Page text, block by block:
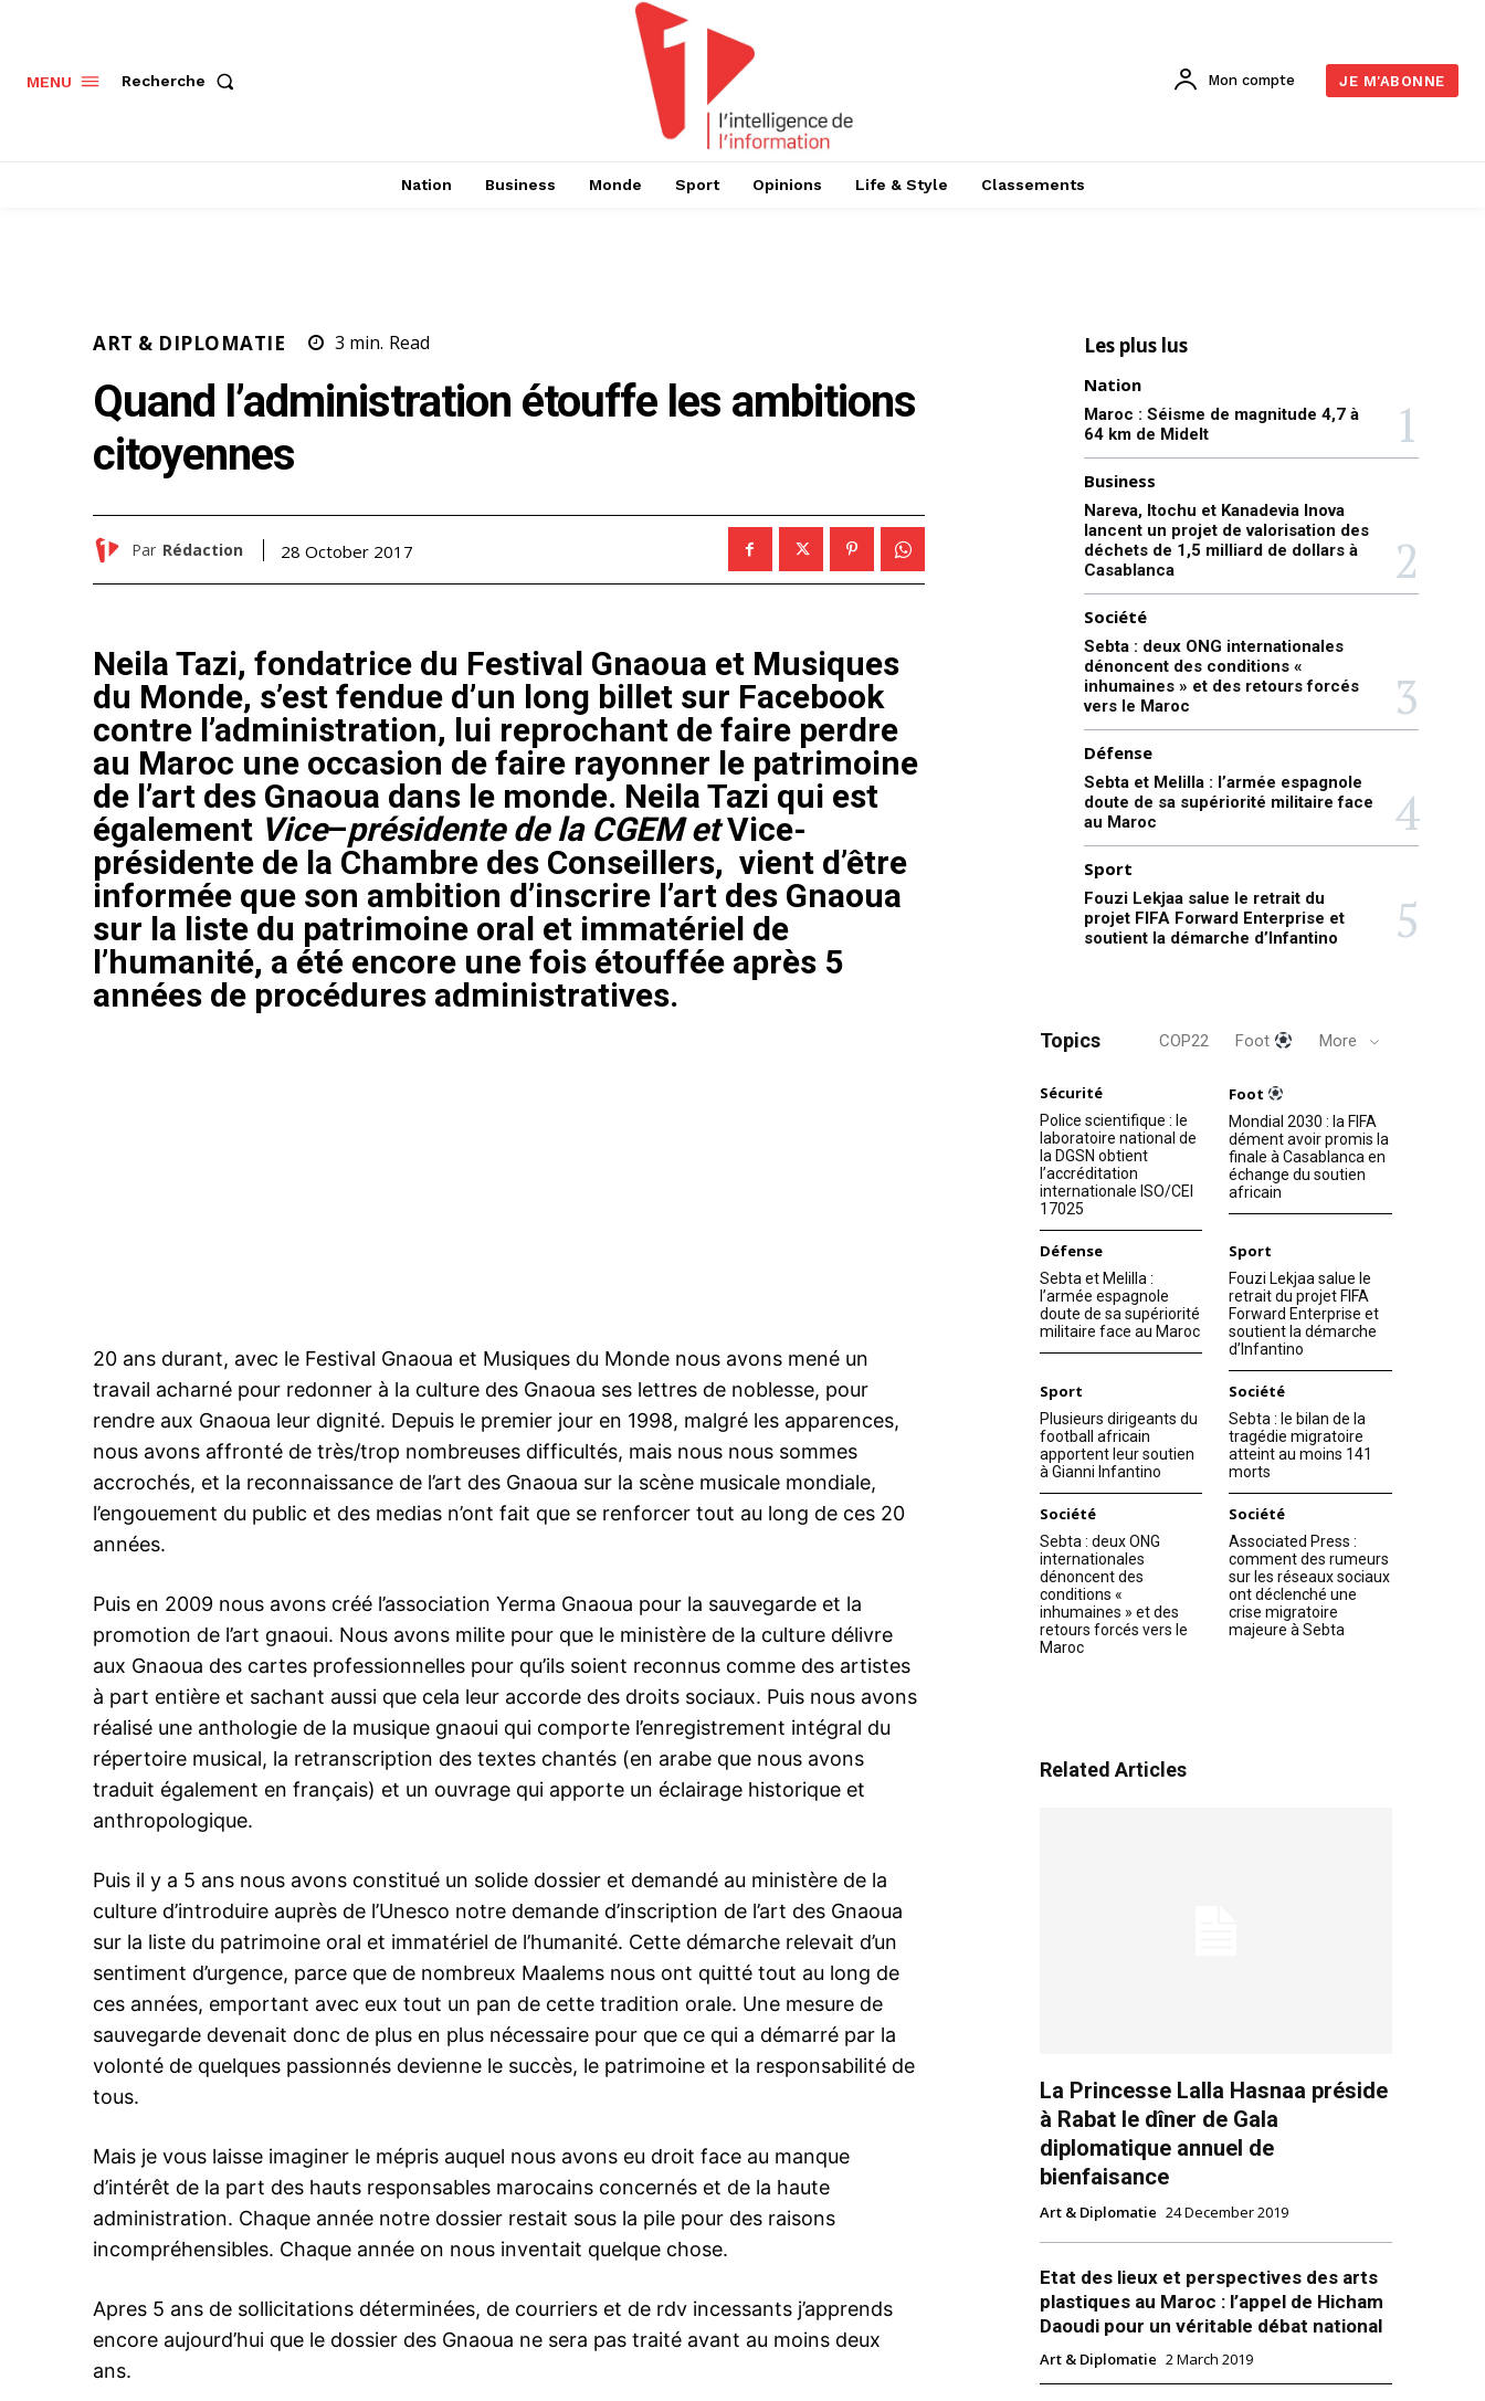
l'information
Insight Publications
À propos
Formules d’abonnement
MENU Recherche Mon compte JE M'ABONNE
Nation Business Monde Sport Opinions Life & Style Classements
ART & DIPLOMATIE 3 min. Read
Quand l’administration étouffe les ambitions
citoyennes
Par Rédaction 28 October 2017
Neila Tazi, fondatrice du Festival Gnaoua et Musiques
du Monde, s’est fendue d’un long billet sur Facebook
contre l’administration, lui reprochant de faire perdre
au Maroc une occasion de faire rayonner le patrimoine
de l’art des Gnaoua dans le monde. Neila Tazi qui est
également Vice–présidente de la CGEM etVice-
présidente de la Chambre des Conseillers, vient d’être
informée que son ambition d’inscrire l’art des Gnaoua
sur la liste du patrimoine oral et immatériel de
l’humanité, a été encore une fois étouffée après 5
années de procédures administratives.
20 ans durant, avec le Festival Gnaoua et Musiques du Monde nous avons mené un
travail acharné pour redonner à la culture des Gnaoua ses lettres de noblesse, pour
rendre aux Gnaoua leur dignité. Depuis le premier jour en 1998, malgré les apparences,
nous avons affronté de très/trop nombreuses difficultés, mais nous nous sommes
accrochés, et la reconnaissance de l’art des Gnaoua sur la scène musicale mondiale,
l’engouement du public et des medias n’ont fait que se renforcer tout au long de ces 20
années.
Puis en 2009 nous avons créé l’association Yerma Gnaoua pour la sauvegarde et la
promotion de l’art gnaoui. Nous avons milite pour que le ministère de la culture délivre
aux Gnaoua des cartes professionnelles pour qu’ils soient reconnus comme des artistes
à part entière et sachant aussi que cela leur accorde des droits sociaux. Puis nous avons
réalisé une anthologie de la musique gnaoui qui comporte l’enregistrement intégral du
répertoire musical, la retranscription des textes chantés (en arabe que nous avons
traduit également en français) et un ouvrage qui apporte un éclairage historique et
anthropologique.
Puis il y a 5 ans nous avons constitué un solide dossier et demandé au ministère de la
culture d’introduire auprès de l’Unesco notre demande d’inscription de l’art des Gnaoua
sur la liste du patrimoine oral et immatériel de l’humanité. Cette démarche relevait d’un
sentiment d’urgence, parce que de nombreux Maalems nous ont quitté tout au long de
ces années, emportant avec eux tout un pan de cette tradition orale. Une mesure de
sauvegarde devenait donc de plus en plus nécessaire pour que ce qui a démarré par la
volonté de quelques passionnés devienne le succès, le patrimoine et la responsabilité de
tous.
Mais je vous laisse imaginer le mépris auquel nous avons eu droit face au manque
d’intérêt de la part des hauts responsables marocains concernés et de la haute
administration. Chaque année notre dossier restait sous la pile pour des raisons
incompréhensibles. Chaque année on nous inventait quelque chose.
Apres 5 ans de sollicitations déterminées, de courriers et de rdv incessants j’apprends
encore aujourd’hui que le dossier des Gnaoua ne sera pas traité avant au moins deux
ans.
Les plus lus
Nation
Maroc : Séisme de magnitude 4,7 à
64 km de Midelt
Business
Nareva, Itochu et Kanadevia Inova
lancent un projet de valorisation des
déchets de 1,5 milliard de dollars à
Casablanca
Société
Sebta : deux ONG internationales
dénoncent des conditions «
inhumaines » et des retours forcés
vers le Maroc
Défense
Sebta et Melilla : l’armée espagnole
doute de sa supériorité militaire face
au Maroc
Sport
Fouzi Lekjaa salue le retrait du
projet FIFA Forward Enterprise et
soutient la démarche d’Infantino
Topics COP22 Foot More
Sécurité
Police scientifique : le
laboratoire national de
la DGSN obtient
l’accréditation
internationale ISO/CEI
17025
Foot
Mondial 2030 : la FIFA
dément avoir promis la
finale à Casablanca en
échange du soutien
africain
Défense
Sebta et Melilla :
l’armée espagnole
doute de sa supériorité
militaire face au Maroc
Sport
Fouzi Lekjaa salue le
retrait du projet FIFA
Forward Enterprise et
soutient la démarche
d’Infantino
Sport
Plusieurs dirigeants du
football africain
apportent leur soutien
à Gianni Infantino
Société
Sebta : le bilan de la
tragédie migratoire
atteint au moins 141
morts
Société
Sebta : deux ONG
internationales
dénoncent des
conditions «
inhumaines » et des
retours forcés vers le
Maroc
Société
Associated Press :
comment des rumeurs
sur les réseaux sociaux
ont déclenché une
crise migratoire
majeure à Sebta
Related Articles
La Princesse Lalla Hasnaa préside
à Rabat le dîner de Gala
diplomatique annuel de
bienfaisance
Art & Diplomatie 24 December 2019
Etat des lieux et perspectives des arts
plastiques au Maroc : l’appel de Hicham
Daoudi pour un véritable débat national
Art & Diplomatie 2 March 2019